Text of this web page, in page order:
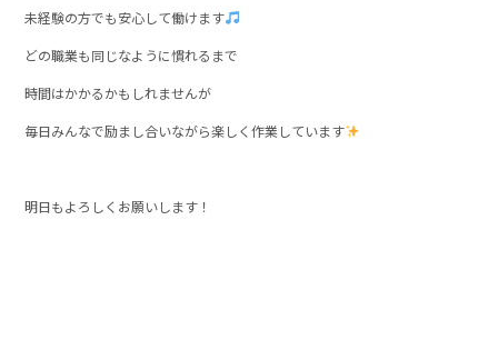
未経験の方でも安心して働けます
どの職業も同じなように慣れるまで
時間はかかるかもしれませんが
毎日みんなで励まし合いながら楽しく作業しています
明日もよろしくお願いします！